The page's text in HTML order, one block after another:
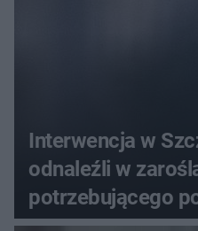
Interwencja w
odnaleźli w
potrzebującego